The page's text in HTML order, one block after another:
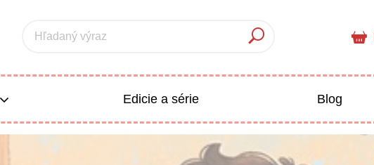
Hľadaný výraz
Doplnkový sortiment
Edicie a série Blog